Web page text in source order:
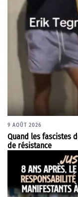
9 AOÛT 2026
Quand les fascistes
de résistance